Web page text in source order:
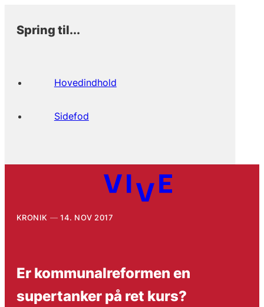
Spring til...
Hovedindhold
Sidefod
KRONIK 14. NOV 2017
Er kommunalreformen en
supertanker på ret kurs?